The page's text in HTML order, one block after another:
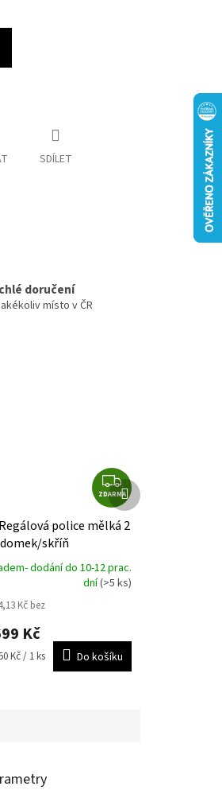
SDÍLET
doručení
místo v ČR
Z
D
A
A
ZDARMA
police mělká 2
skříň
dodání do 10-12 prac.
dní(>5 ks)
Kč bez
Kč
Kč / 1 ks Do košíku
Další
produkt